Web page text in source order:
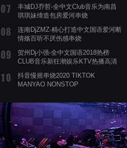
丰城DJ乔哲-全中文Club音乐为南昌
琪琪妹缔造包房爱河串烧
连南DjZMZ-精心打造中文国语爱河断
情殇百听不厌伤感串烧
贺州Dj小强-全中文国语2018热榜
CLUB音乐新狂潮娱乐KTV热播高清
抖音慢摇串烧2020 TIKTOK
MANYAO NONSTOP
蝉爸爸妈妈爱存在夏天的风是想你的
声音啊